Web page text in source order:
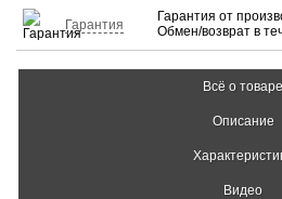
Гарантия
Гарантия от
Обмен/возврат в
Всё о товаре
Описание
Видео